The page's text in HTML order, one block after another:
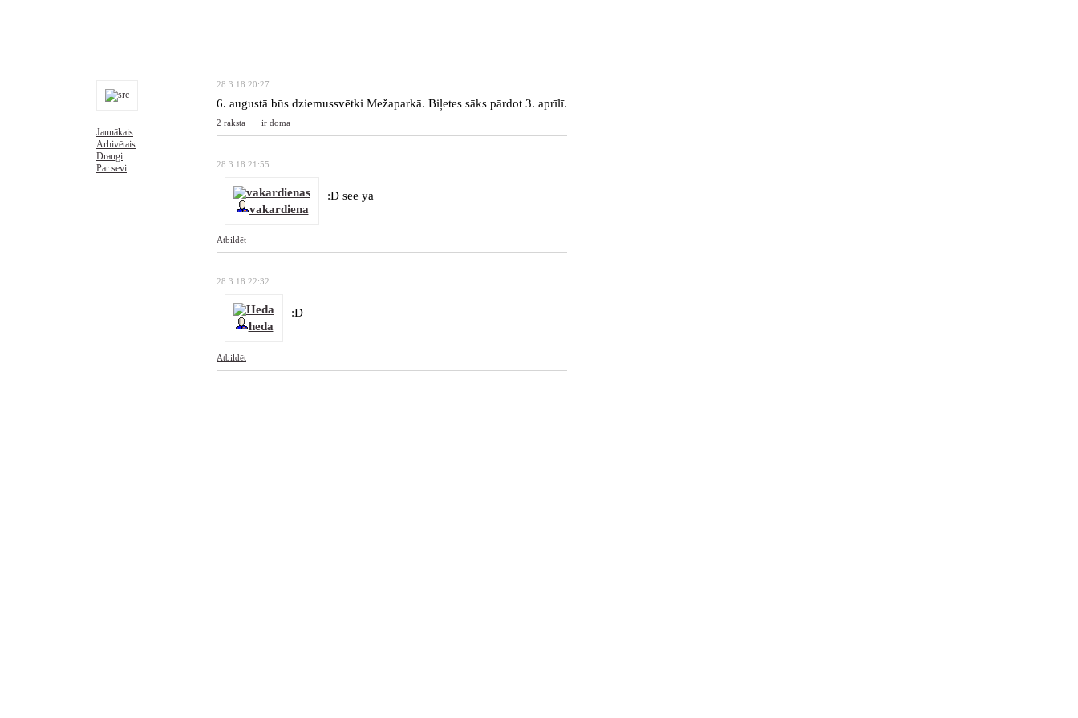
Jaunākais
Arhivētais
Draugi
Par sevi
28.3.18 20:27
6. augustā būs dziemussvētki Mežaparkā. Biļetes sāks pārdot 3. aprīlī.
2 raksta ir doma
28.3.18 21:55
vakardiena
:D see ya
Atbildēt
28.3.18 22:32
heda
:D
Atbildēt